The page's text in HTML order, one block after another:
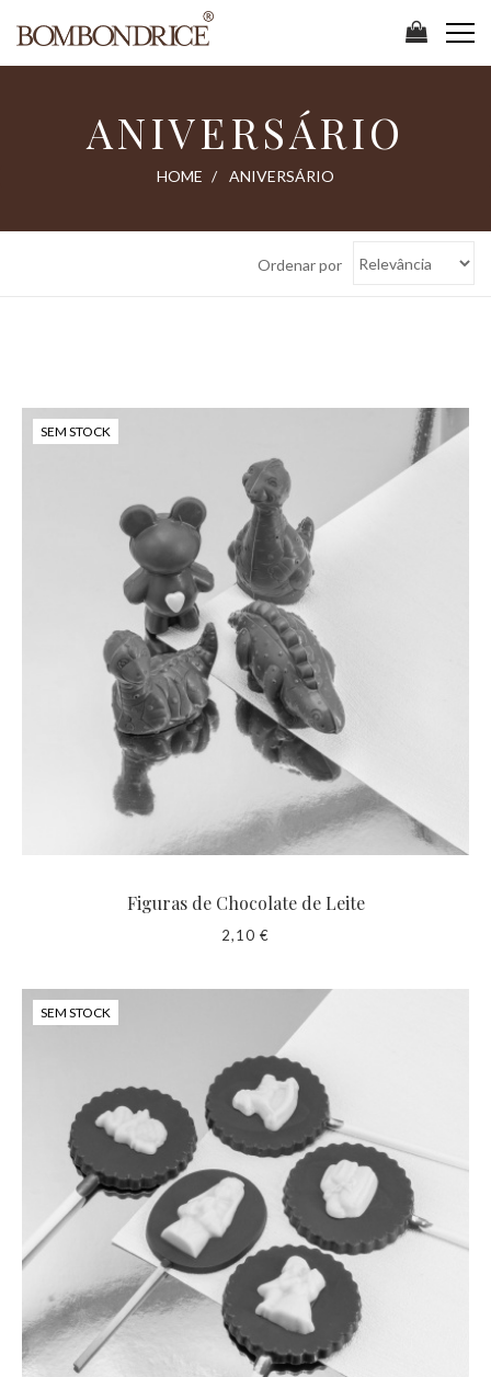
ANIVERSÁRIO
HOME ANIVERSÁRIO
Ordenar por
SEM STOCK
Figuras de Chocolate de Leite
2,10 €
SEM STOCK